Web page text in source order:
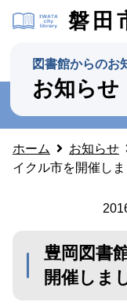
磐田
図書館からのお
お知らせ
ホーム お知らせ
イクル市を開催しま
豊岡図書
開催しま